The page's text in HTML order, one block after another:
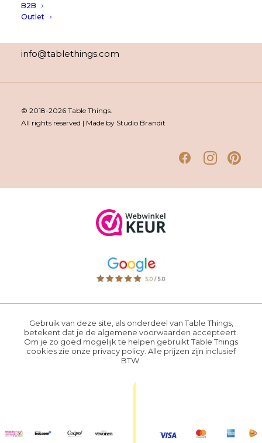
B2B
Outlet
WhatsApp:
info@tablethings.com
© 2018-2026 Table Things.
All rights reserved | Made by Studio Brandit
Gebruik van deze site, als onderdeel van Table Things,
betekent dat je de algemene voorwaarden accepteert.
Om je zo goed mogelijk te helpen gebruikt Table Things
cookies zie onze privacy policy . Alle prijzen zijn inclusief
BTW.